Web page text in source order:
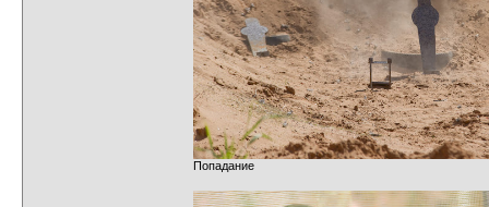
Попадание